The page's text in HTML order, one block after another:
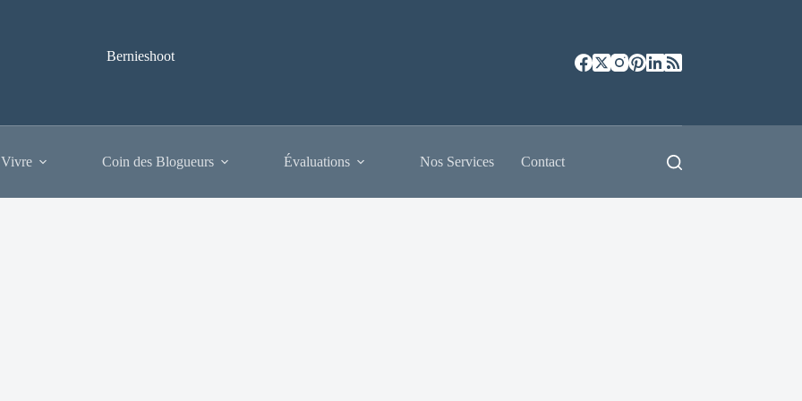
Bernieshoot
Coin des Blogueurs Évaluations Nos Services Contact